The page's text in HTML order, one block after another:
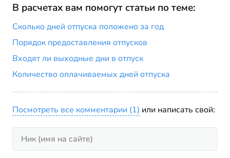
В расчетах вам помогут статьи по теме:
Сколько дней отпуска положено за год
Порядок предоставления отпусков
Входят ли выходные дни в отпуск
Количество оплачиваемых дней отпуска
Посмотреть все комментарии (1) или написать свой: